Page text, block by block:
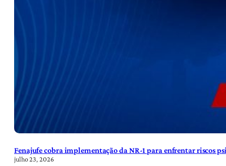
Fenajufe cobra implementação da NR-1 para enfrentar riscos
julho 23, 2026